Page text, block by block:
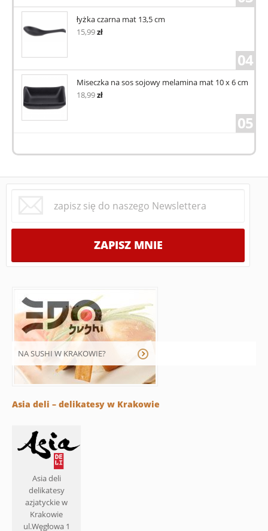
łyżka czarna mat 13,5 cm
15,99zł
04
Miseczka na sos sojowy melamina mat 10 x 6 cm
18,99zł
05
NA SUSHI W KRAKOWIE?
Asia deli – delikatesy w Krakowie
Asia deli
delikatesy
azjatyckie w
Krakowie
ul.Węgłowa 1